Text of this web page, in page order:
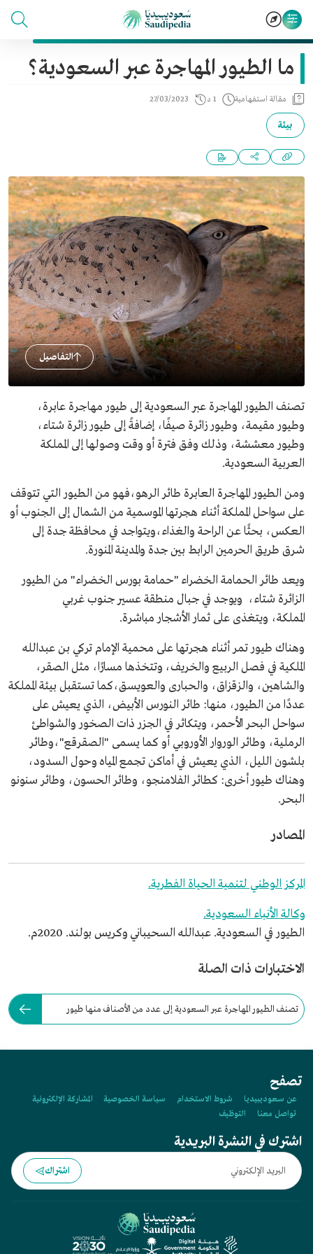
ما الطيور المهاجرة عبر السعودية؟
مقالة استفهامية 1 د 27/03/2023
بيئة
التفاصيل
تصنف الطيور المهاجرة عبر السعودية إلى طيور مهاجرة عابرة،
وطيور مقيمة، وطيور زائرة صيفًا، إضافةً إلى طيور زائرة شتاء،
وطيور معششة، وذلك وفق فترة أو وقت وصولها إلى المملكة
العربية السعودية.
ومن الطيور المهاجرة العابرة طائر الرهو،فهو من الطيور التي تتوقف
على سواحل المملكة أثناء هجرتها الموسمية من الشمال إلى الجنوب أو
العكس، بحثًا عن الراحة والغذاء،ويتواجد في محافظة جدة إلى
شرق طريق الحرمين الرابط بين جدة والمدينة المنورة.
ويعد طائر الحمامة الخضراء "حمامة بورس الخضراء" من الطيور
الزائرة شتاء، ويوجد في جبال منطقة عسير جنوب غربي
المملكة، ويتغذى على ثمار الأشجار مباشرة.
وهناك طيور تمر أثناء هجرتها على محمية الإمام تركي بن عبدالله
الملكية في فصل الربيع والخريف، وتتخذها مسارًا، مثل الصقر،
والشاهين، والزقزاق، والحبارى والعويسق،كما تستقبل بيئة المملكة
عددًا من الطيور، منها: طائر النورس الأبيض، الذي يعيش على
سواحل البحر الأحمر، ويتكاثر في الجزر ذات الصخور والشواطئ
الرملية، وطائر الوروار الأوروبي أو كما يسمى "الصقرقع"،وطائر
بلشون الليل، الذي يعيش في أماكن تجمع المياه وحول السدود،
وهناك طيور أخرى: كطائر الفلامنجو، وطائر الحسون، وطائر سنونو
البحر.
المصادر
المركز الوطني لتنمية الحياة الفطرية.
وكالة الأنباء السعودية.
الطيور في السعودية. عبدالله السحيباني وكريس بولند. 2020م.
الاختبارات ذات الصلة
تصنف الطيور المهاجرة عبر السعودية إلى عدد من الأصناف منها طيور
تصفح
عن سعوديبيديا شروط الاستخدام سياسة الخصوصية
المشاركة الإلكترونية
تواصل معنا
التوظيف
اشترك في النشرة البريدية
اشتراك